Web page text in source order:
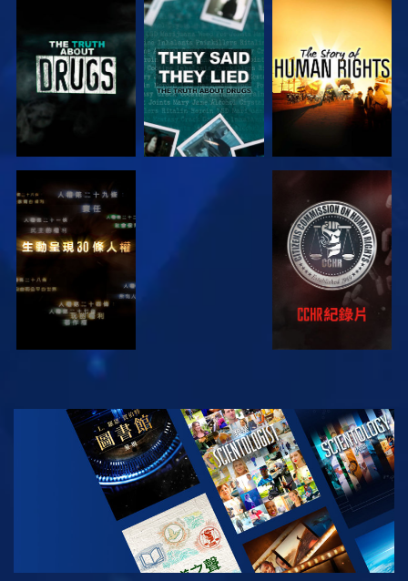
觀看 觀看
觀看 觀看
觀看 探索系列節目